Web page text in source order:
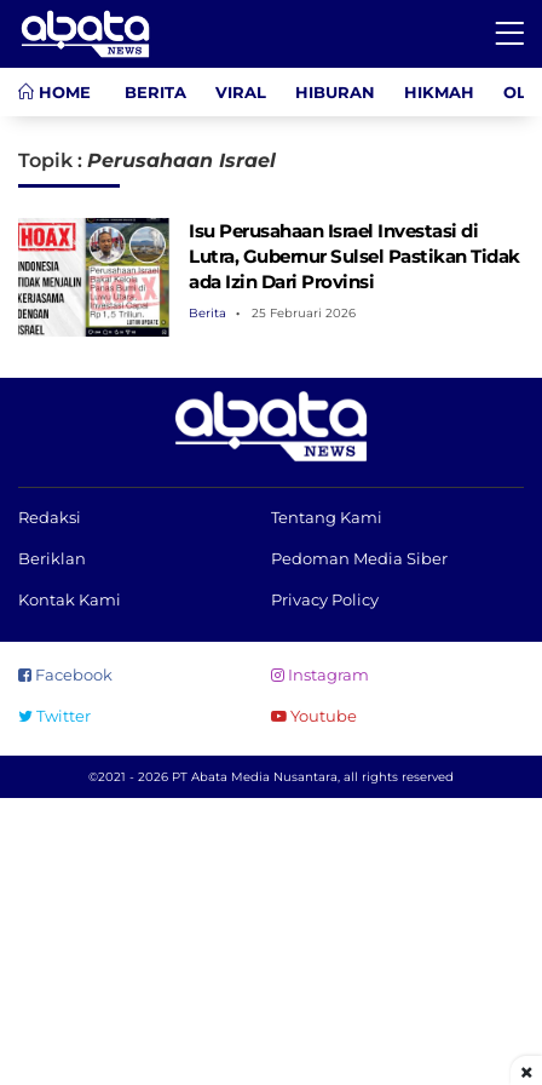
HOME BERITA VIRAL HIBURAN HIKMAH
Topik : Perusahaan Israel
Isu Perusahaan Israel Investasi di
Lutra, Gubernur Sulsel Pastikan Tidak
ada Izin Dari Provinsi
Berita 25 Februari 2026
Redaksi Tentang Kami
Beriklan Pedoman Media Siber
Kontak Kami Privacy Policy
Facebook Instagram
Twitter Youtube
©2021 - 2026 PT Abata Media Nusantara, all rights reserved
×